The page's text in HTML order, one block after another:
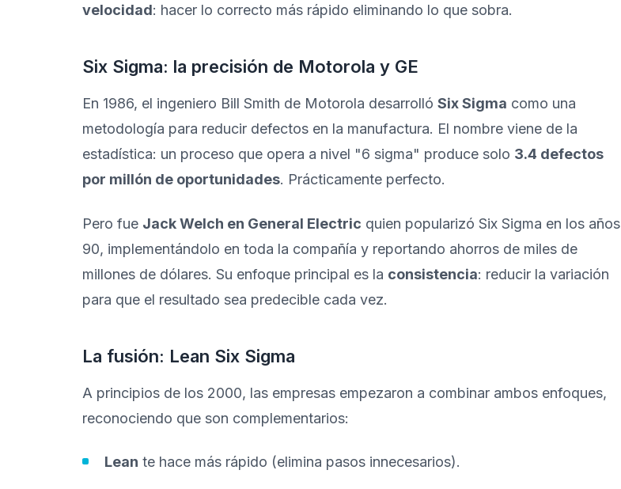
velocidad: hacer lo correcto más rápido eliminando lo que sobra.
Six Sigma: la precisión de Motorola y GE
En 1986, el ingeniero Bill Smith de Motorola desarrolló Six Sigma como una
metodología para reducir defectos en la manufactura. El nombre viene de la
estadística: un proceso que opera a nivel "6 sigma" produce solo 3.4 defectos
por millón de oportunidades. Prácticamente perfecto.
Pero fue Jack Welch en General Electric quien popularizó Six Sigma en los años
90, implementándolo en toda la compañía y reportando ahorros de miles de
millones de dólares. Su enfoque principal es la consistencia: reducir la variación
para que el resultado sea predecible cada vez.
La fusión: Lean Six Sigma
A principios de los 2000, las empresas empezaron a combinar ambos enfoques,
reconociendo que son complementarios:
Lean te hace más rápido (elimina pasos innecesarios).